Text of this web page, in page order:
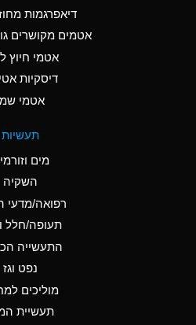
Ammonia Anhydrous
Ammonia Gas (cold)
Ammonia Gas (hot)
Ammonium Hydroxide
Ammonium Nitrate
Ammonium Nitrite
דיאפרגמות
אטמים מקושרים
אטמי חיוץ
דיסקיות
אטמי
תעשיות
מים
השקיה
רפואה/מדעי
תעופה/חלל
התעשייה
נפט וגז
מוליכים
תעשיית